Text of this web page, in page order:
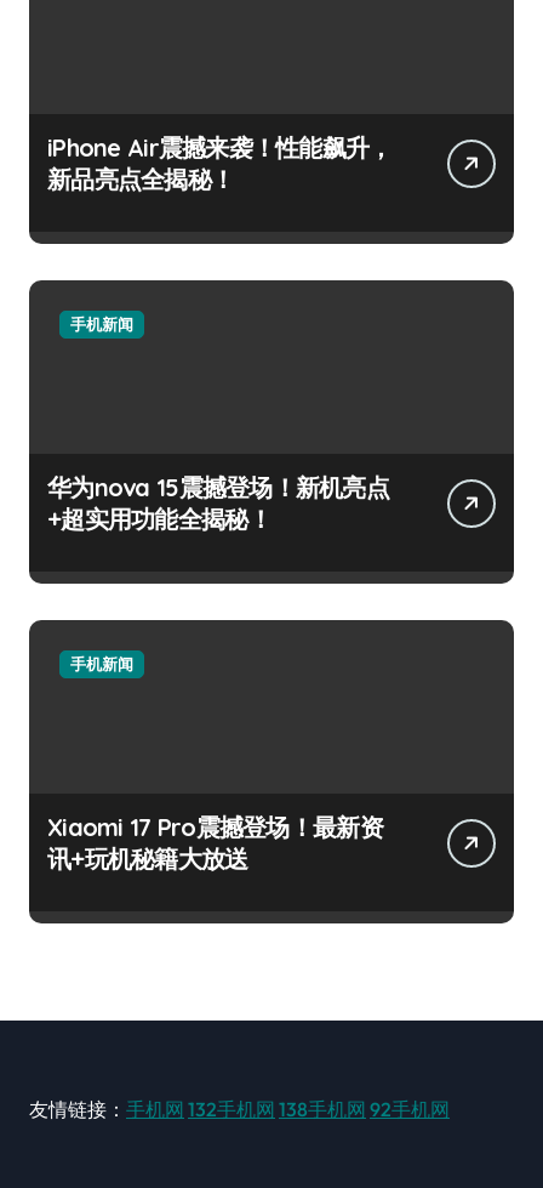
iPhone Air震撼来袭！性能飙升，
新品亮点全揭秘！
手机新闻
华为nova 15震撼登场！新机亮点
+超实用功能全揭秘！
手机新闻
Xiaomi 17 Pro震撼登场！最新资
讯+玩机秘籍大放送
友情链接： 手机网 132手机网 138手机网 92手机网